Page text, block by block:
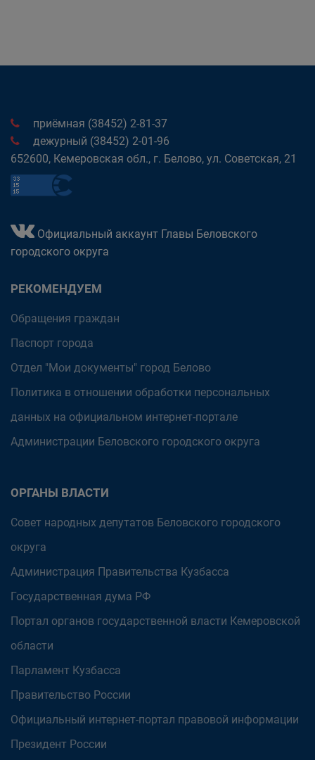
приёмная (38452) 2-81-37
дежурный (38452) 2-01-96
652600, Кемеровская обл., г. Белово, ул. Советская, 21
Официальный аккаунт Главы Беловского
городского округа
РЕКОМЕНДУЕМ
Обращения граждан
Паспорт города
Отдел "Мои документы" город Белово
Политика в отношении обработки персональных
данных на официальном интернет-портале
Администрации Беловского городского округа
ОРГАНЫ ВЛАСТИ
Совет народных депутатов Беловского городского
округа
Администрация Правительства Кузбасса
Государственная дума РФ
Портал органов государственной власти Кемеровской
области
Парламент Кузбасса
Правительство России
Официальный интернет-портал правовой информации
Президент России